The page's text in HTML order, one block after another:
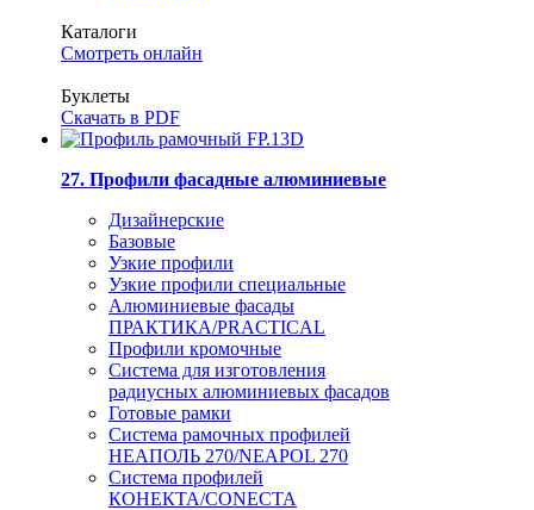
Каталоги
Смотреть онлайн
Буклеты
Скачать в PDF
27. Профили фасадные алюминиевые
Дизайнерские
Базовые
Узкие профили
Узкие профили специальные
Алюминиевые фасады
ПРАКТИКА/PRACTICAL
Профили кромочные
Система для изготовления
радиусных алюминиевых фасадов
Готовые рамки
Система рамочных профилей
НЕАПОЛЬ 270/NEAPOL 270
Система профилей
КОНЕКТА/CONECTA